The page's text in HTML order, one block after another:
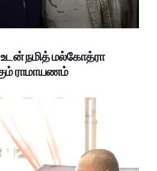
நமித் மல்கோத்ரா
ராமாயணம்